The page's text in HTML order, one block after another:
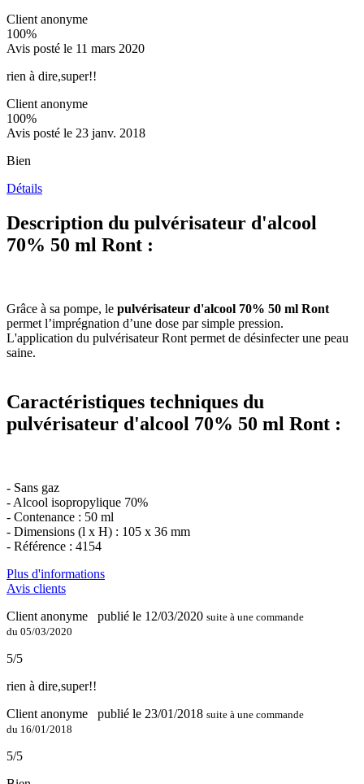
Client anonyme
100%
Avis posté le 11 mars 2020
rien à dire,super!!
Client anonyme
100%
Avis posté le 23 janv. 2018
Bien
Détails
Description du pulvérisateur d'alcool
70% 50 ml Ront :
Grâce à sa pompe, le pulvérisateur d'alcool 70% 50 ml Ront
permet l’imprégnation d’une dose par simple pression.
L'application du pulvérisateur Ront permet de désinfecter une peau
saine.
Caractéristiques techniques du
pulvérisateur d'alcool 70% 50 ml Ront :
- Sans gaz
- Alcool isopropylique 70%
- Contenance : 50 ml
- Dimensions (l x H) : 105 x 36 mm
- Référence : 4154
Plus d'informations
Avis clients
Client anonyme
publié le 12/03/2020 suite à une commande
du 05/03/2020
5/5
rien à dire,super!!
Client anonyme
publié le 23/01/2018 suite à une commande
du 16/01/2018
5/5